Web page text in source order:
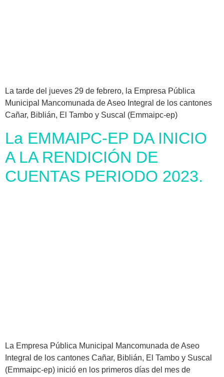
La tarde del jueves 29 de febrero, la Empresa Pública
Municipal Mancomunada de Aseo Integral de los cantones
Cañar, Biblián, El Tambo y Suscal (Emmaipc-ep)
La EMMAIPC-EP DA INICIO
A LA RENDICIÓN DE
CUENTAS PERIODO 2023.
La Empresa Pública Municipal Mancomunada de Aseo
Integral de los cantones Cañar, Biblián, El Tambo y Suscal
(Emmaipc-ep) inició en los primeros días del mes de